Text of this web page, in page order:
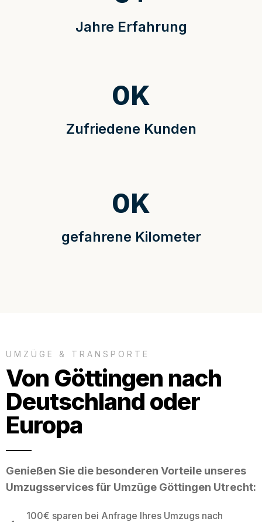
Jahre Erfahrung
Zufriedene Kunden
0K
gefahrene Kilometer
0K
UMZÜGE & TRANSPORTE
Von Göttingen nach
Deutschland oder
Europa
Genießen Sie die besonderen Vorteile unseres
Umzugsservices für Umzüge Göttingen Utrecht:
100€ sparen bei Anfrage Ihres Umzugs nach